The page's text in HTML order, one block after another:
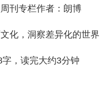
刊专栏作者：朗博
化，洞察差异化的世界
，读完大约3分钟